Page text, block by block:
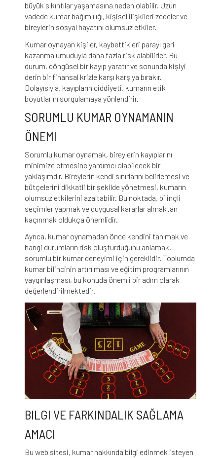
büyük sıkıntılar yaşamasına neden olabilir. Uzun
vadede kumar bağımlılığı, kişisel ilişkileri zedeler ve
bireylerin sosyal hayatını olumsuz etkiler.
Kumar oynayan kişiler, kaybettikleri parayı geri
kazanma umuduyla daha fazla risk alabilirler. Bu
durum, döngüsel bir kayıp yaratır ve sonunda kişiyi
derin bir finansal krizle karşı karşıya bırakır.
Dolayısıyla, kayıpların ciddiyeti, kumarın etik
boyutlarını sorgulamaya yönlendirir.
SORUMLU KUMAR OYNAMANIN
ÖNEMI
Sorumlu kumar oynamak, bireylerin kayıplarını
minimize etmesine yardımcı olabilecek bir
yaklaşımdır. Bireylerin kendi sınırlarını belirlemesi ve
bütçelerini dikkatli bir şekilde yönetmesi, kumarın
olumsuz etkilerini azaltabilir. Bu noktada, bilinçli
seçimler yapmak ve duygusal kararlar almaktan
kaçınmak oldukça önemlidir.
Ayrıca, kumar oynamadan önce kendini tanımak ve
hangi durumların risk oluşturduğunu anlamak,
sorumlu bir kumar deneyimi için gereklidir. Toplumda
kumar bilincinin artırılması ve eğitim programlarının
yaygınlaşması, bu konuda önemli bir adım olarak
değerlendirilmektedir.
BILGI VE FARKINDALIK SAĞLAMA
AMACI
Bu web sitesi, kumar hakkında bilgi edinmek isteyen